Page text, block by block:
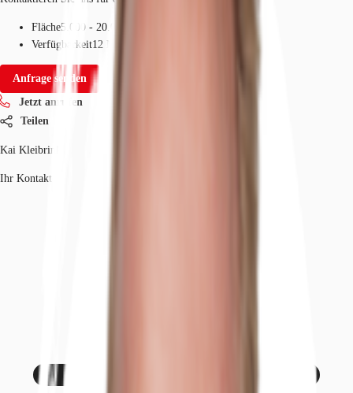
Fläche5.000 - 20.000 m²
Verfügbarkeit12 Monate ab Vertragsunterzeichnung
Anfrage senden
Jetzt anrufen
Teilen
Kai Kleibrink
Ihr Kontakt